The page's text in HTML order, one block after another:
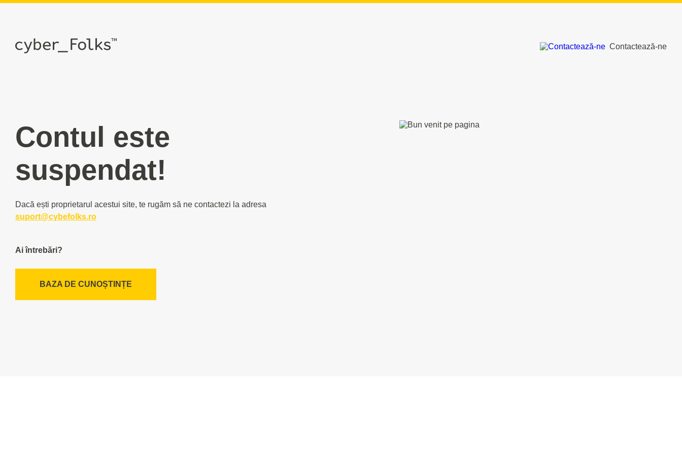
Contactează-ne
Contul este
suspendat!
Dacă ești proprietarul acestui site, te rugăm să ne contactezi la adresa
suport@cybefolks.ro
Ai întrebări?
BAZA DE CUNOȘTINȚE